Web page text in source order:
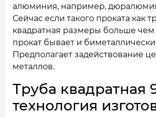
алюминия, например,
Сейчас если такого проката как
квадратная размеры больше чем
прокат бывает и
Предполагает задействование
металлов.
Труба квадратная
технология